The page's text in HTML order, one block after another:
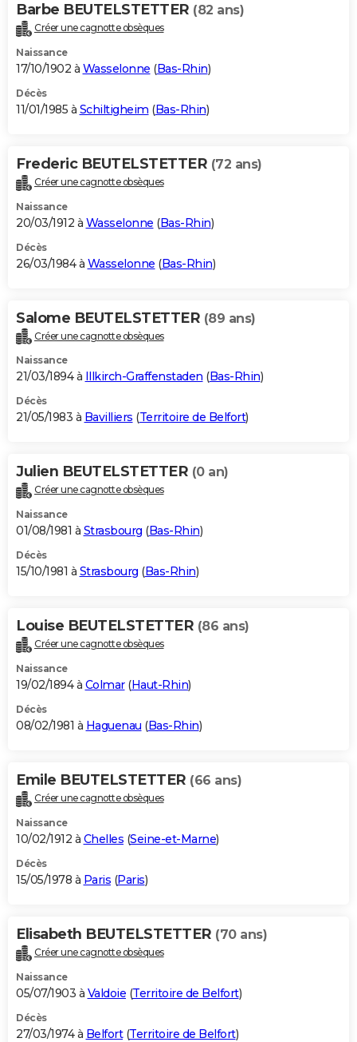
Barbe BEUTELSTETTER (82 ans)
Créer une cagnotte obsèques
Naissance
17/10/1902 à Wasselonne (Bas-Rhin)
Décès
11/01/1985 à Schiltigheim (Bas-Rhin)
Frederic BEUTELSTETTER (72 ans)
Créer une cagnotte obsèques
Naissance
20/03/1912 à Wasselonne (Bas-Rhin)
Décès
26/03/1984 à Wasselonne (Bas-Rhin)
Salome BEUTELSTETTER (89 ans)
Créer une cagnotte obsèques
Naissance
21/03/1894 à Illkirch-Graffenstaden (Bas-Rhin)
Décès
21/05/1983 à Bavilliers (Territoire de Belfort)
Julien BEUTELSTETTER (0 an)
Créer une cagnotte obsèques
Naissance
01/08/1981 à Strasbourg (Bas-Rhin)
Décès
15/10/1981 à Strasbourg (Bas-Rhin)
Louise BEUTELSTETTER (86 ans)
Créer une cagnotte obsèques
Naissance
19/02/1894 à Colmar(Haut-Rhin)
Décès
08/02/1981 à Haguenau (Bas-Rhin)
Emile BEUTELSTETTER (66 ans)
Créer une cagnotte obsèques
Naissance
10/02/1912 à Chelles (Seine-et-Marne)
Décès
15/05/1978 à Paris (Paris)
Elisabeth BEUTELSTETTER (70 ans)
Créer une cagnotte obsèques
Naissance
05/07/1903 à Valdoie (Territoire de Belfort)
Décès
27/03/1974 à Belfort(Territoire de Belfort)